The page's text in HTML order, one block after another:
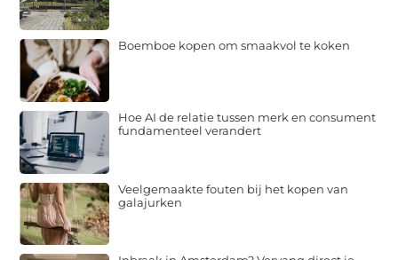
Boemboe kopen om smaakvol te koken
Hoe AI de relatie tussen merk en consument
fundamenteel verandert
Veelgemaakte fouten bij het kopen van
galajurken